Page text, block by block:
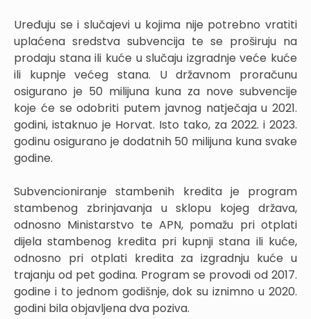
Uređuju se i slučajevi u kojima nije potrebno vratiti
uplaćena sredstva subvencija te se proširuju na
prodaju stana ili kuće u slučaju izgradnje veće kuće
ili kupnje većeg stana. U državnom proračunu
osigurano je 50 milijuna kuna za nove subvencije
koje će se odobriti putem javnog natječaja u 2021.
godini, istaknuo je Horvat. Isto tako, za 2022. i 2023.
godinu osigurano je dodatnih 50 milijuna kuna svake
godine.
Subvencioniranje stambenih kredita je program
stambenog zbrinjavanja u sklopu kojeg država,
odnosno Ministarstvo te APN, pomažu pri otplati
dijela stambenog kredita pri kupnji stana ili kuće,
odnosno pri otplati kredita za izgradnju kuće u
trajanju od pet godina. Program se provodi od 2017.
godine i to jednom godišnje, dok su iznimno u 2020.
godini bila objavljena dva poziva.